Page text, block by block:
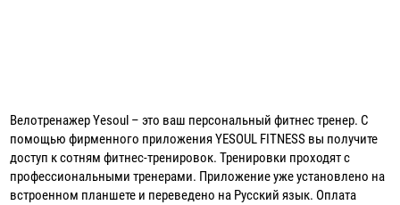
Велотренажер Yesoul – это ваш персональный фитнес тренер. С
помощью фирменного приложения YESOUL FITNESS вы получите
доступ к сотням фитнес-тренировок. Тренировки проходят с
профессиональными тренерами. Приложение уже установлено на
встроенном планшете и переведено на Русский язык. Оплата